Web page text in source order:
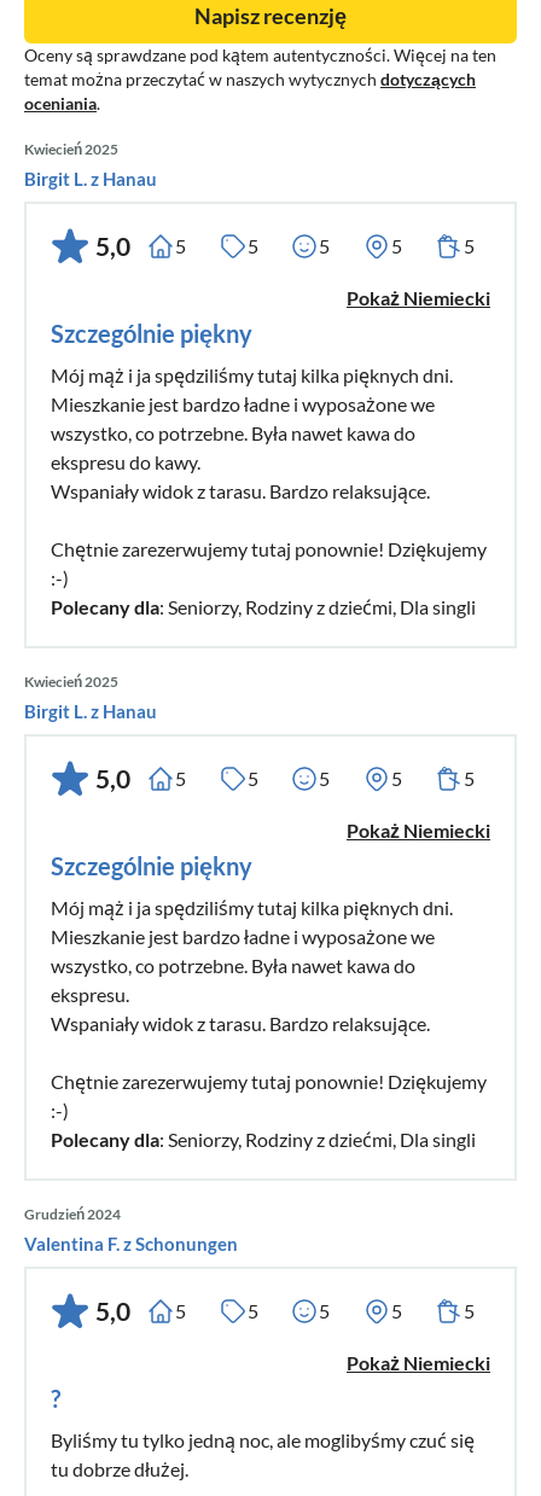
Oceny są sprawdzane pod kątem autentyczności. Więcej na ten
temat można przeczytać w naszych wytycznych dotyczących
oceniania.
Napisz recenzję
Kwiecień 2025
Birgit L. z Hanau
5,0 5 5 5 5 5
Pokaż Niemiecki
Szczególnie piękny
Mój mąż i ja spędziliśmy tutaj kilka pięknych dni.
Mieszkanie jest bardzo ładne i wyposażone we
wszystko, co potrzebne. Była nawet kawa do
ekspresu do kawy.
Wspaniały widok z tarasu. Bardzo relaksujące.
Chętnie zarezerwujemy tutaj ponownie! Dziękujemy
:-)
Polecany dla: Seniorzy, Rodziny z dziećmi, Dla singli
Kwiecień 2025
Birgit L. z Hanau
5,0 5 5 5 5 5
Pokaż Niemiecki
Szczególnie piękny
Mój mąż i ja spędziliśmy tutaj kilka pięknych dni.
Mieszkanie jest bardzo ładne i wyposażone we
wszystko, co potrzebne. Była nawet kawa do
ekspresu.
Wspaniały widok z tarasu. Bardzo relaksujące.
Chętnie zarezerwujemy tutaj ponownie! Dziękujemy
:-)
Polecany dla: Seniorzy, Rodziny z dziećmi, Dla singli
Grudzień 2024
Valentina F. z Schonungen
5,0 5 5 5 5 5
Pokaż Niemiecki
?
Byliśmy tu tylko jedną noc, ale moglibyśmy czuć się
tu dobrze dłużej.